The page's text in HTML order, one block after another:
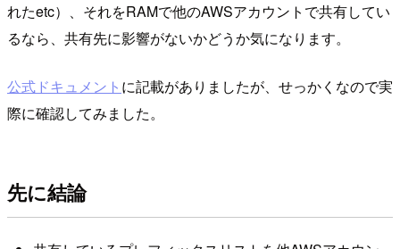
れたetc）、それをRAMで他のAWSアカウントで共有してい
るなら、共有先に影響がないかどうか気になります。
公式ドキュメント に記載がありましたが、せっかくなので実
際に確認してみました。
先に結論